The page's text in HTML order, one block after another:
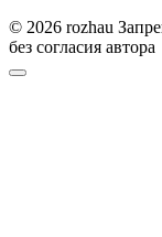
© 2026 rozhau
без согласия автора